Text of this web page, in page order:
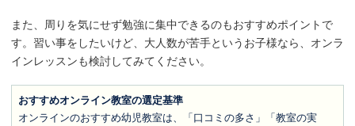
また、周りを気にせず勉強に集中できるのもおすすめポイントで
す。習い事をしたいけど、大人数が苦手というお子様なら、オンラ
インレッスンも検討してみてください。
おすすめオンライン教室の選定基準
オンラインのおすすめ幼児教室は、「口コミの多さ」「教室の実